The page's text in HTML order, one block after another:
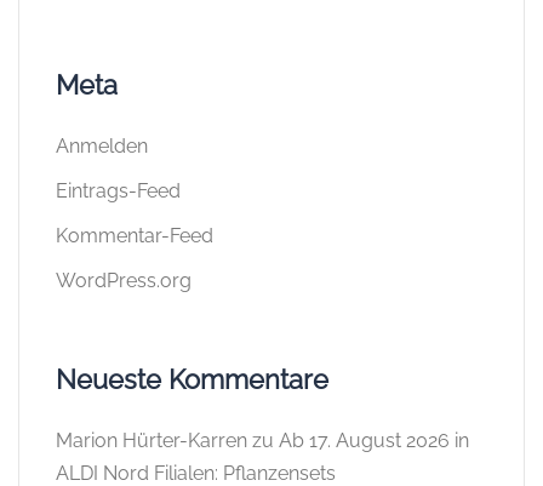
Meta
Anmelden
Eintrags-Feed
Kommentar-Feed
WordPress.org
Neueste Kommentare
Marion Hürter-Karren zu Ab 17. August 2026 in
ALDI Nord Filialen: Pflanzensets